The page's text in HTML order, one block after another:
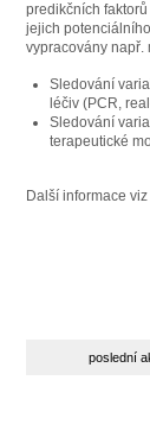
predikčních
jejich
vypracovány např.
Sledování
léčiv (PCR,
Sledování
terapeutické
Další informace viz
poslední